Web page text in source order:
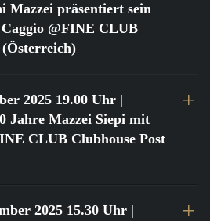
Mazzei präsentiert sein
@FINE CLUB
(Österreich)
2025 19.00 Uhr |
Jahre Mazzei Siepi mit
CLUB Clubhouse Post
2025 15.30 Uhr |